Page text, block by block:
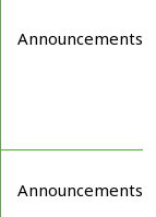
Announcements
Announcements